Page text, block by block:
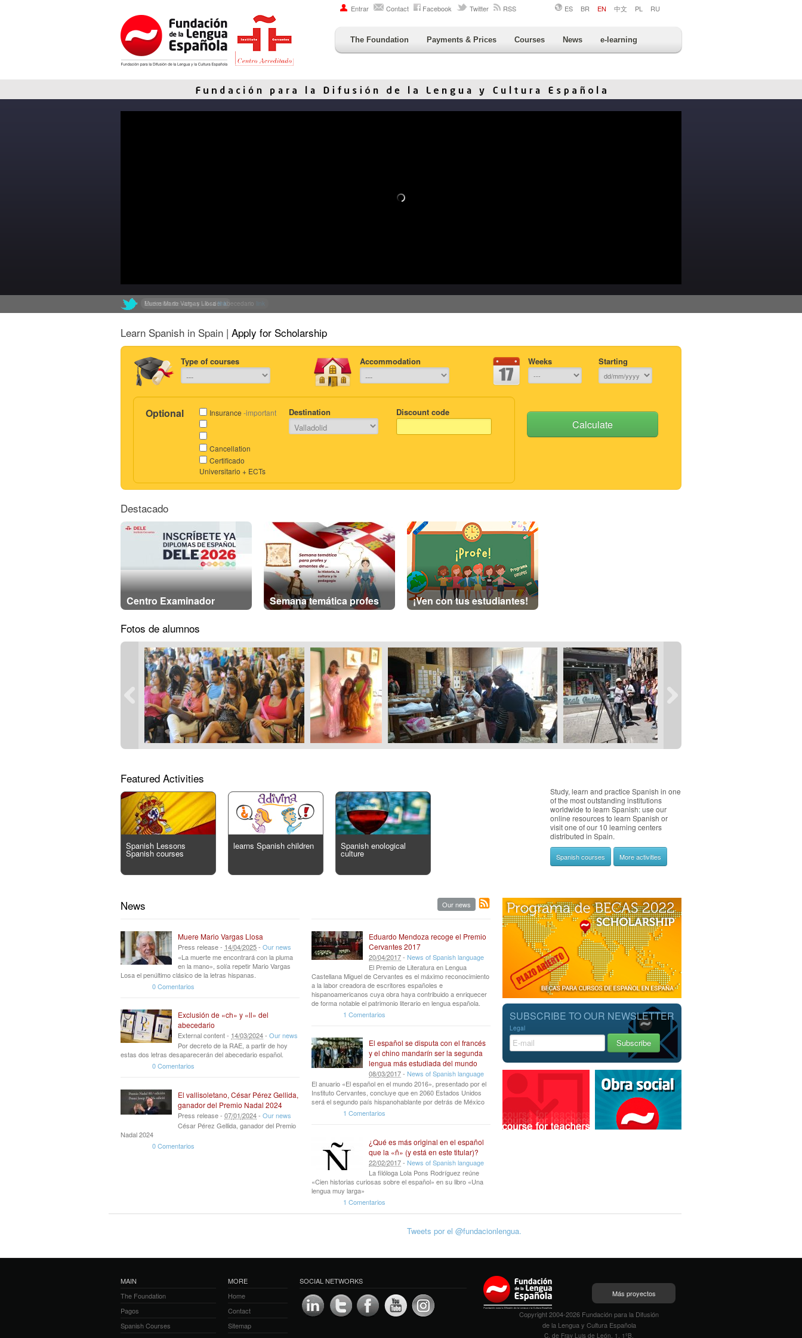
Entrar Contact Facebook Twitter RSS ES BR EN 中文 PL RU
The Foundation Payments & Prices Courses News e-learning
Muere Mario Vargas Llosalink
Exclusión de «ch» y «ll» del abecedario link
Learn Spanish in Spain | Apply for Scholarship
Type of courses Accommodation Weeks Starting
Optional Insurance -important
Cancellation
Certificado
Universitario + ECTs
Destination Discount code
Calculate
Destacado
Centro Examinador Semana temática profes ¡Ven con tus estudiantes!
Fotos de alumnos
Featured Activities
Spanish Lessons
Spanish courses
learns Spanish children Spanish enological
culture
Study, learn and practice Spanish in one
of the most outstanding institutions
worldwide to learn Spanish: use our
online resources to learn Spanish or
visit one of our 10 learning centers
distributed in Spain.
Spanish courses More activities
Our news
News
Muere Mario Vargas Llosa
Press release - 14/04/2025- Our news
«La muerte me encontrará con la pluma
en la mano», solía repetir Mario Vargas
Losa el penúltimo clásico de la letras hispanas.
0 Comentarios
Exclusión de «ch» y «ll» del
abecedario
External content - 14/03/2024- Our news
Por decreto de la RAE, a partir de hoy
estas dos letras desaparecerán del abecedario español.
0 Comentarios
El vallisoletano, César Pérez Gellida,
ganador del Premio Nadal 2024
Press release - 07/01/2024- Our news
César Pérez Gellida, ganador del Premio
Nadal 2024
0 Comentarios
Eduardo Mendoza recoge el Premio
Cervantes 2017
20/04/2017- News of Spanish language
El Premio de Literatura en Lengua
Castellana Miguel de Cervantes es el máximo reconocimiento
a la labor creadora de escritores españoles e
hispanoamericanos cuya obra haya contribuido a enriquecer
de forma notable el patrimonio literario en lengua española.
1 Comentarios
El español se disputa con el francés
y el chino mandarín ser la segunda
lengua más estudiada del mundo
08/03/2017- News of Spanish language
El anuario «El español en el mundo 2016», presentado por el
Instituto Cervantes, concluye que en 2060 Estados Unidos
será el segundo país hispanohablante por detrás de México
1 Comentarios
¿Qué es más original en el español
que la «ñ» (y está en este titular)?
22/02/2017- News of Spanish language
La filóloga Lola Pons Rodríguez reúne
«Cien historias curiosas sobre el español» en su libro «Una
lengua muy larga»
1 Comentarios
SUBSCRIBE TO OUR NEWSLETTER
Legal
Tweets por el @fundacionlengua.
MAIN
The Foundation
Pagos
Spanish Courses
MORE
Home
Contact
Sitemap
SOCIAL NETWORKS
Más proyectos
Copyright 2004-2026 Fundación para la Difusión
de la Lengua y Cultura Española
C. de Fray Luis de León, 1, 1ºB,